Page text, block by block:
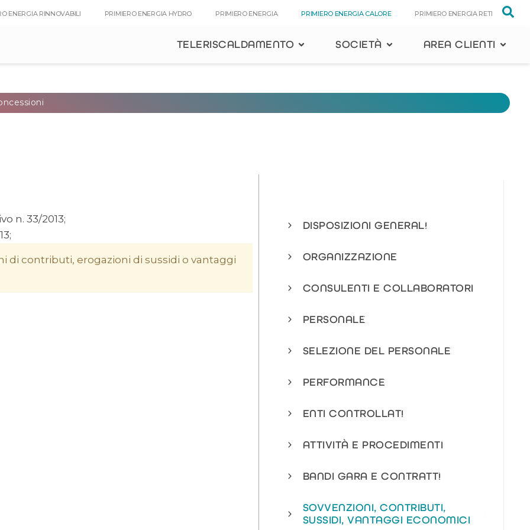
ENERGIA RINNOVABILI PRIMIERO ENERGIA HYDRO PRIMIERO ENERGIA PRIMIERO ENERGIA CALORE PRIMIERO ENERGIA RETI
TELERISCALDAMENTO SOCIETÀ AREA CLIENTI
n. 33/2013;
di contributi, erogazioni di sussidi o vantaggi
DISPOSIZIONI GENERALI2
ORGANIZZAZIONE4
CONSULENTI E COLLABORATORI1
PERSONALE8
SELEZIONE DEL PERSONALE1
PERFORMANCE1
ENTI CONTROLLATI3
ATTIVITÀ E PROCEDIMENTI1
BANDI GARA E CONTRATTI2
SOVVENZIONI, CONTRIBUTI,
SUSSIDI, VANTAGGI ECONOMICI